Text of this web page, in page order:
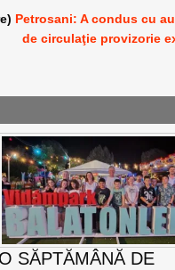
Petrosani: A condus cu
de circulaţie provizorie
O SĂPTĂMÂNĂ DE